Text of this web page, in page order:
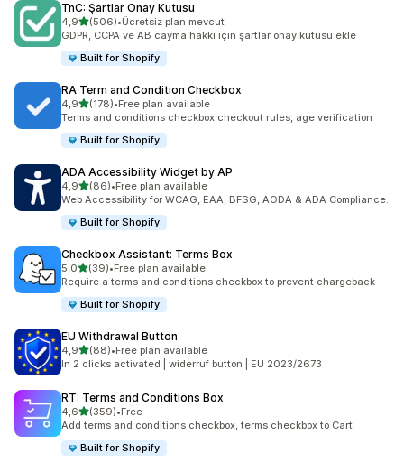
TnC: Şartlar Onay Kutusu
4,95 yıldız üzerinden
(506)
toplam 506 değerlendirme
•Ücretsiz plan mevcut
GDPR, CCPA ve AB cayma hakkı için şartlar onay kutusu ekle
Built for Shopify
RA Term and Condition Checkbox
4,95 yıldız üzerinden
(178)
toplam 178 değerlendirme
•Free plan available
Terms and conditions checkbox checkout rules, age verification
Built for Shopify
ADA Accessibility Widget by AP
4,95 yıldız üzerinden
(86)
toplam 86 değerlendirme
•Free plan available
Web Accessibility for WCAG, EAA, BFSG, AODA & ADA Compliance.
Built for Shopify
Checkbox Assistant: Terms Box
5,05 yıldız üzerinden
(39)
toplam 39 değerlendirme
•Free plan available
Require a terms and conditions checkbox to prevent chargeback
Built for Shopify
EU Withdrawal Button
4,95 yıldız üzerinden
(88)
toplam 88 değerlendirme
•Free plan available
In 2 clicks activated | widerruf button | EU 2023/2673
RT: Terms and Conditions Box
4,65 yıldız üzerinden
(359)
toplam 359 değerlendirme
•Free
Add terms and conditions checkbox, terms checkbox to Cart
Built for Shopify